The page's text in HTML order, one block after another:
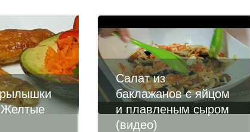
Желтые
Салат из
баклажанов с яйцом
и плавленым сыром
(видео)